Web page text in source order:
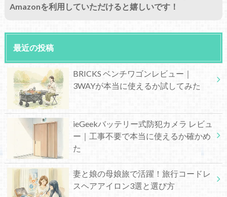
Amazonを利用していただけると嬉しいです！
最近の投稿
BRICKS ベンチワゴンレビュー｜
3WAYが本当に使えるか試してみた
ieGeekバッテリー式防犯カメラ レビュ
ー｜工事不要で本当に使えるか確かめ
た
妻と娘の母娘旅で活躍！旅行コードレ
スヘアアイロン3選と選び方